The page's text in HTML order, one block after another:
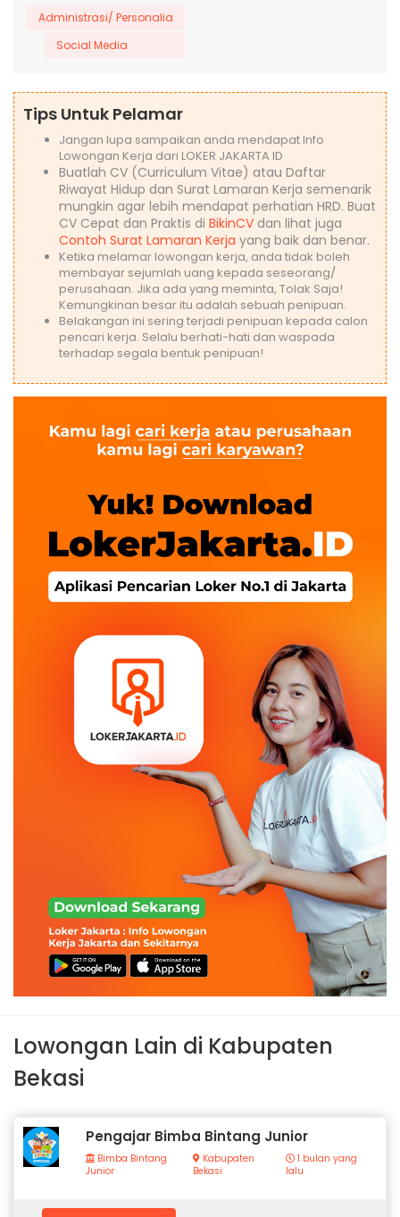
Administrasi/ Personalia
Social Media
Tips Untuk Pelamar
Jangan lupa sampaikan anda mendapat Info
Lowongan Kerja dari LOKER JAKARTA ID
Buatlah CV (Curriculum Vitae) atau Daftar
Riwayat Hidup dan Surat Lamaran Kerja semenarik
mungkin agar lebih mendapat perhatian HRD. Buat
CV Cepat dan Praktis di BikinCV dan lihat juga
Contoh Surat Lamaran Kerja yang baik dan benar.
Ketika melamar lowongan kerja, anda tidak boleh
membayar sejumlah uang kepada seseorang/
perusahaan. Jika ada yang meminta, Tolak Saja!
Kemungkinan besar itu adalah sebuah penipuan.
Belakangan ini sering terjadi penipuan kepada calon
pencari kerja. Selalu berhati-hati dan waspada
terhadap segala bentuk penipuan!
Lowongan Lain di Kabupaten
Bekasi
Pengajar Bimba Bintang Junior
Bimba Bintang
Junior
Kabupaten
Bekasi
1 bulan yang
lalu